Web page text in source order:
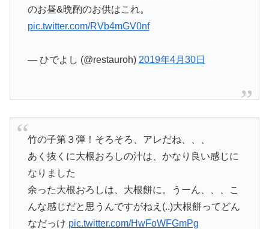
のお昼&晩酌のお供はこれ。
pic.twitter.com/RVb4mGV0nf
— ひでよし (@restauroh) 2019年4月30日
竹の子第３弾！そろそろ、アレだね、、、
あく抜くに大根おろしの汁は、かなり良い感じに
なりました
余った大根おろしは、大根餅に。うーん、、、こ
んな感じだと思うんですがねえ(..)大根餅ってどん
なだっけ pic.twitter.com/HwFoWFGmPg